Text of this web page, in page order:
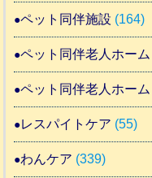
ペット同伴施設 (164)
ペット同伴老人ホーム
ペット同伴老人ホー
レスパイトケア (55)
わんケア (339)